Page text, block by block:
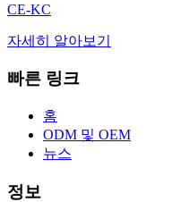
CE-KC
자세히 알아보기
빠른 링크
홈
ODM 및 OEM
뉴스
정보